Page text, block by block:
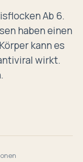
Ab 6.
haben einen
kann es
wirkt.